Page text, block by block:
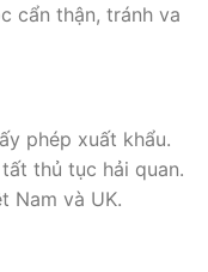
cẩn thận, tránh va
phép xuất khẩu.
tất thủ tục hải quan.
Nam và UK.